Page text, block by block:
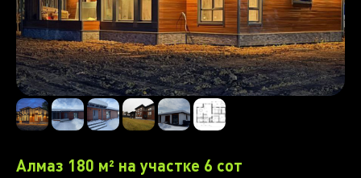
Алмаз 180 м² на участке 6 сот